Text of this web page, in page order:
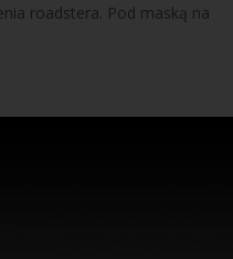
roadstera. Pod maską na